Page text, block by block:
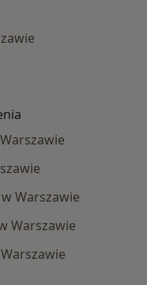
Warszawie
Warszawie